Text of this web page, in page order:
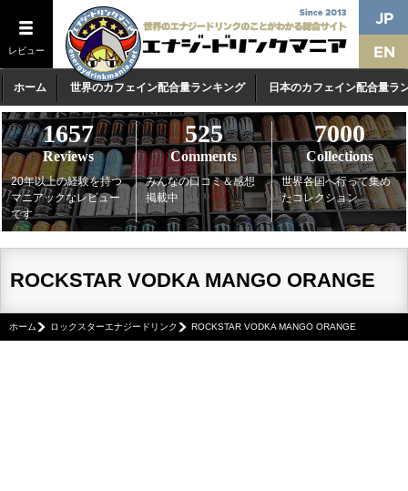
レビュー
ホーム 世界のカフェイン配合量ランキング 日本のカフェイン配合量ラ
1657
Reviews
20年以上の経験を持つ
マニアックなレビュー
です
525
Comments
みんなの口コミ＆感想
掲載中
7000
Collections
世界各国へ行って集め
たコレクション
ROCKSTAR VODKA MANGO ORANGE
ホーム ロックスターエナジードリンク ROCKSTAR VODKA MANGO ORANGE